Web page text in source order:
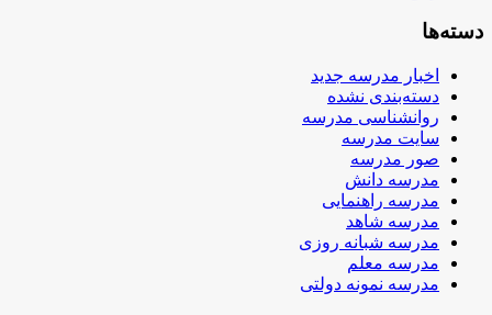
دسته‌ها
اخبار مدرسه جدید
دسته‌بندی نشده
روانشناسی مدرسه
سایت مدرسه
صور مدرسه
مدرسه دانش
مدرسه راهنمایی
مدرسه شاهد
مدرسه شبانه روزی
مدرسه معلم
مدرسه نمونه دولتی